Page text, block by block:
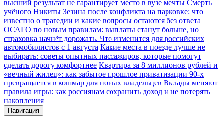
высший результат не гарантирует место в вузе мечты Смерть
учёного Никиты Зезина после конфликта на парковке: что
известно о трагедии и какие вопросы остаются без ответа
ОСАГО по новым правилам: выплаты станут больше, но
страховка начнёт дорожать. Что изменится для российских
автомобилистов с 1 августа Какие места в поезде лучше не
выбирать: советы опытных пассажиров, которые помогут
сделать дорогу комфортнее Квартира за 8 миллионов рублей и
«вечный жилец»: как забытое прошлое приватизации 90-х
превращается в кошмар для новых владельцев Вклады меняют
правила игры: как россиянам сохранить доход и не потерять
накопления
Навигация